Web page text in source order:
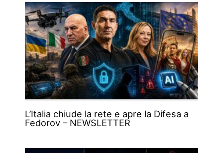
L’Italia chiude la rete e apre la Difesa a
Fedorov – NEWSLETTER